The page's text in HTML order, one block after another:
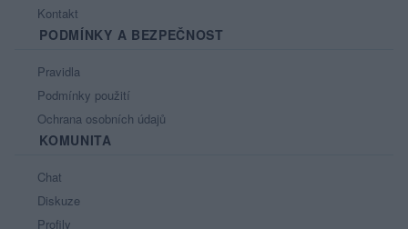
Kontakt
PODMÍNKY A BEZPEČNOST
Pravidla
Podmínky použití
Ochrana osobních údajů
KOMUNITA
Chat
Diskuze
Profily